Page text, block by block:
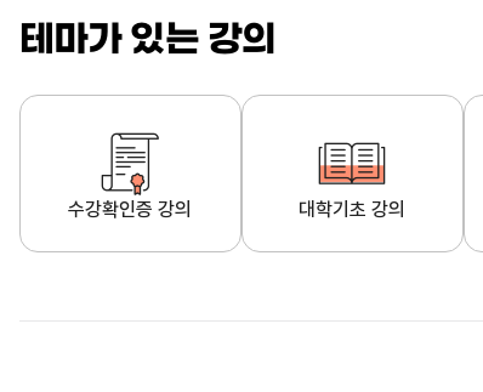
테마가 있는 강의
수강확인증 강의 대학기초 강의